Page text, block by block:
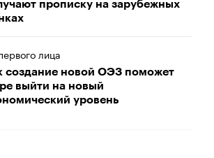
прописку на зарубежных
лица
создание новой ОЭЗ поможет
выйти на новый
уровень